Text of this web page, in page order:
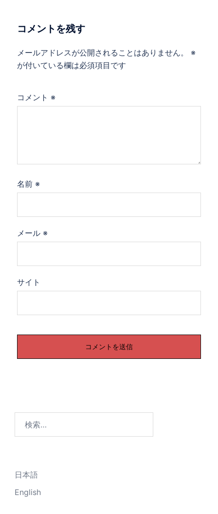
ンコメントを残す
メールアドレスが公開されることはありません。
※
が付いている欄は必須項目です
コメント ※
名前 ※
メール ※
サイト
日本語
English